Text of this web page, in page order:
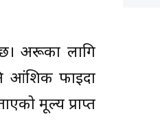
अरूका लागि
आंशिक फाइदा
मूल्य प्राप्त